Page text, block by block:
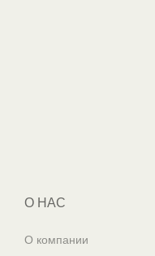
О НАС
О компании